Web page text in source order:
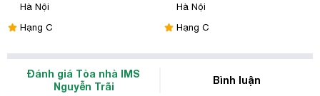
Hà Nội
Hạng C
Hà Nội
Hạng C
Đánh giá Tòa nhà IMS
Nguyễn Trãi
Bình luận